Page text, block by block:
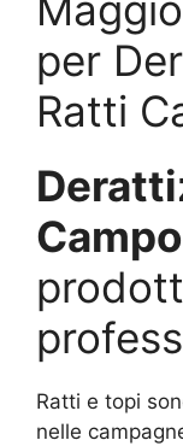
per
Ratti
Ratti e topi
nelle